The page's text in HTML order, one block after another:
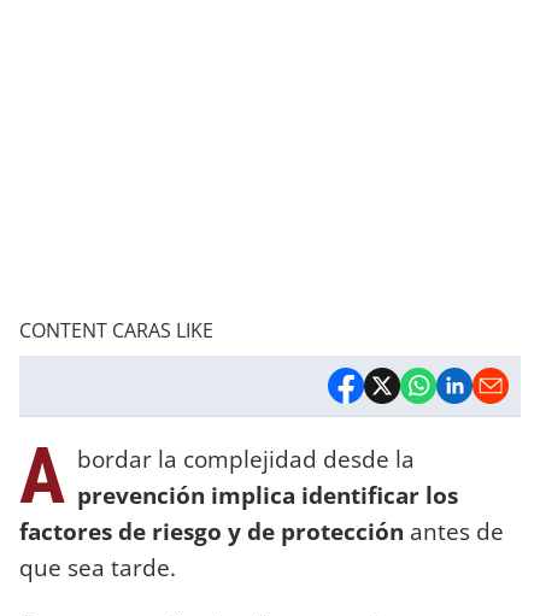
CONTENT CARAS LIKE
A bordar la complejidad desde la
prevención implica identificar los
factores de riesgo y de protección antes de
que sea tarde.